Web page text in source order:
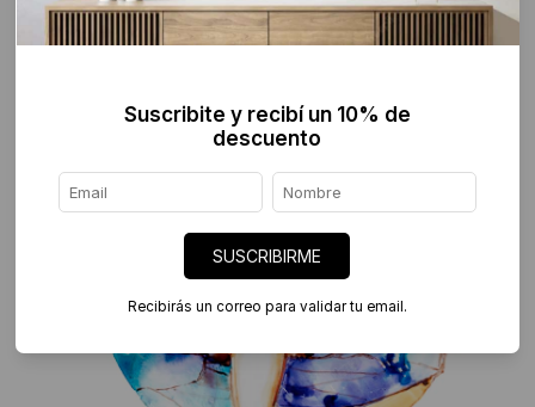
Suscribite y recibí un 10% de
descuento
SUSCRIBIRME
Recibirás un correo para validar tu email.